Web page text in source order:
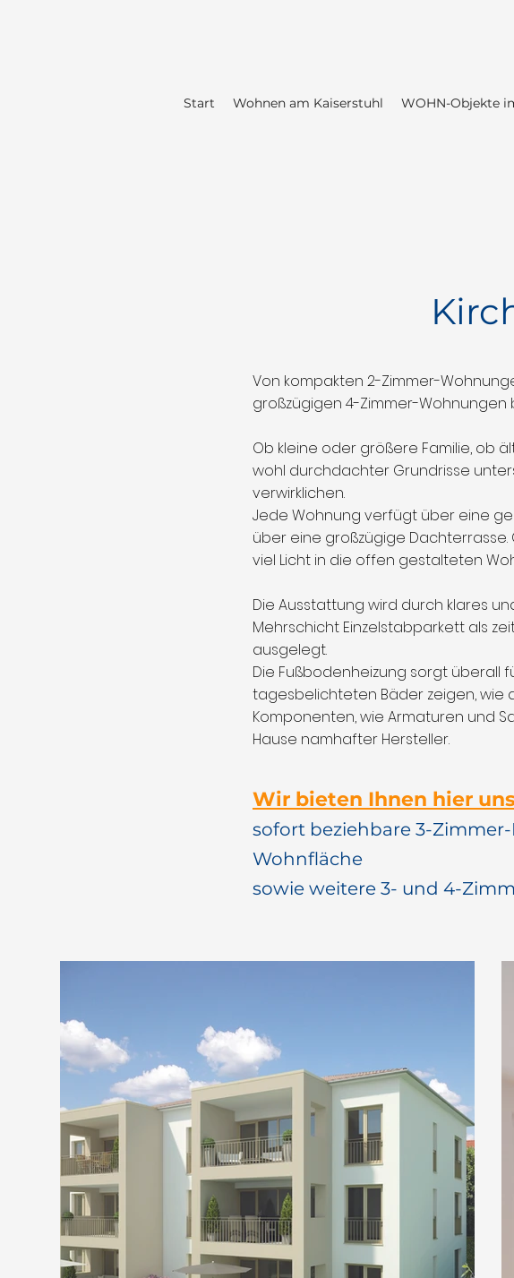
Start Wohnen am Kaiserstuhl WOHN-Objekte
Von kompakten 2-Zimmer-
großzügigen 4-Zimmer-
Ob kleine oder größere Familie, ob
wohl durchdachter Grundrisse
verwirklichen.
Jede Wohnung verfügt über eine
über eine großzügige
viel Licht in die offen gestalteten
Die Ausstattung wird durch klares
Mehrschicht Einzelstabparkett als
ausgelegt.
Die Fußbodenheizung sorgt überall
tagesbelichteten Bäder zeigen, wie
Komponenten, wie Armaturen und
Hause namhafter Hersteller.
Wir bieten Ihnen hier
sofort beziehbare 3-
Wohnfläche
sowie weitere 3- und 4-